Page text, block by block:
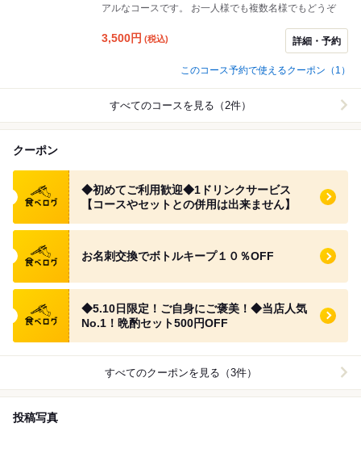
アルなコースです。 お一人様でも複数名様でもどうぞ
3,500円 (税込) 詳細・予約
このコース予約で使えるクーポン（1）
すべてのコースを見る（2件）
クーポン
食べログ クーポン
◆初めてご利用歓迎◆1ドリンクサービス
【コースやセットとの併用は出来ません】
食べログ クーポン
お名刺交換でボトルキープ１０％OFF
食べログ クーポン
◆5.10日限定！ご自身にご褒美！◆当店人気
No.1！晩酌セット500円OFF
すべてのクーポンを見る（3件）
投稿写真